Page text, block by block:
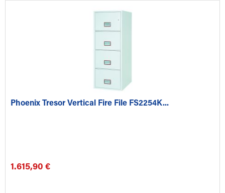
Phoenix Tresor Vertical Fire File FS2254K...
1.615,90 €